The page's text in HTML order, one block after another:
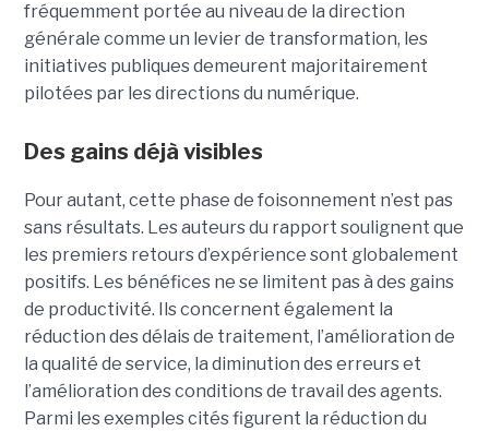
fréquemment portée au niveau de la direction
générale comme un levier de transformation, les
initiatives publiques demeurent majoritairement
pilotées par les directions du numérique.
Des gains déjà visibles
Pour autant, cette phase de foisonnement n’est pas
sans résultats. Les auteurs du rapport soulignent que
les premiers retours d’expérience sont globalement
positifs. Les bénéfices ne se limitent pas à des gains
de productivité. Ils concernent également la
réduction des délais de traitement, l’amélioration de
la qualité de service, la diminution des erreurs et
l’amélioration des conditions de travail des agents.
Parmi les exemples cités figurent la réduction du